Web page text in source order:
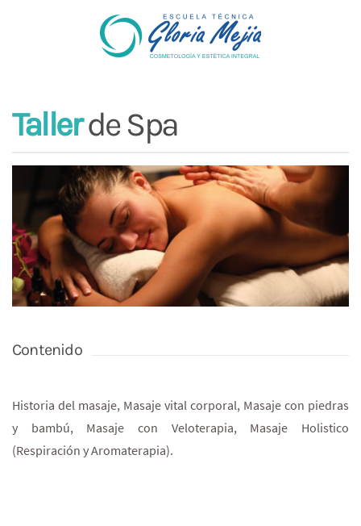
Tallerde Spa
Contenido
Historia del masaje, Masaje vital corporal, Masaje con piedras
y bambú, Masaje con Veloterapia, Masaje Holistico
(Respiración y Aromaterapia).